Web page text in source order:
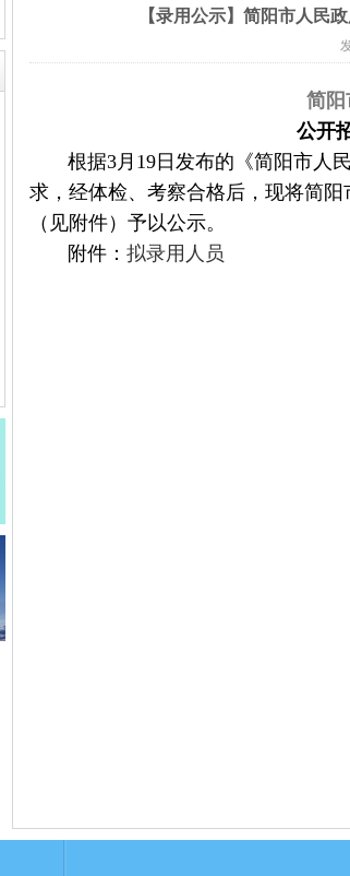
【录用公示】简阳市人民
简阳
公开
根据3月19日发布的《简阳市人民
求，经体检、考察合格后，现将简
（见附件）予以公示。
附件： 拟录用人员